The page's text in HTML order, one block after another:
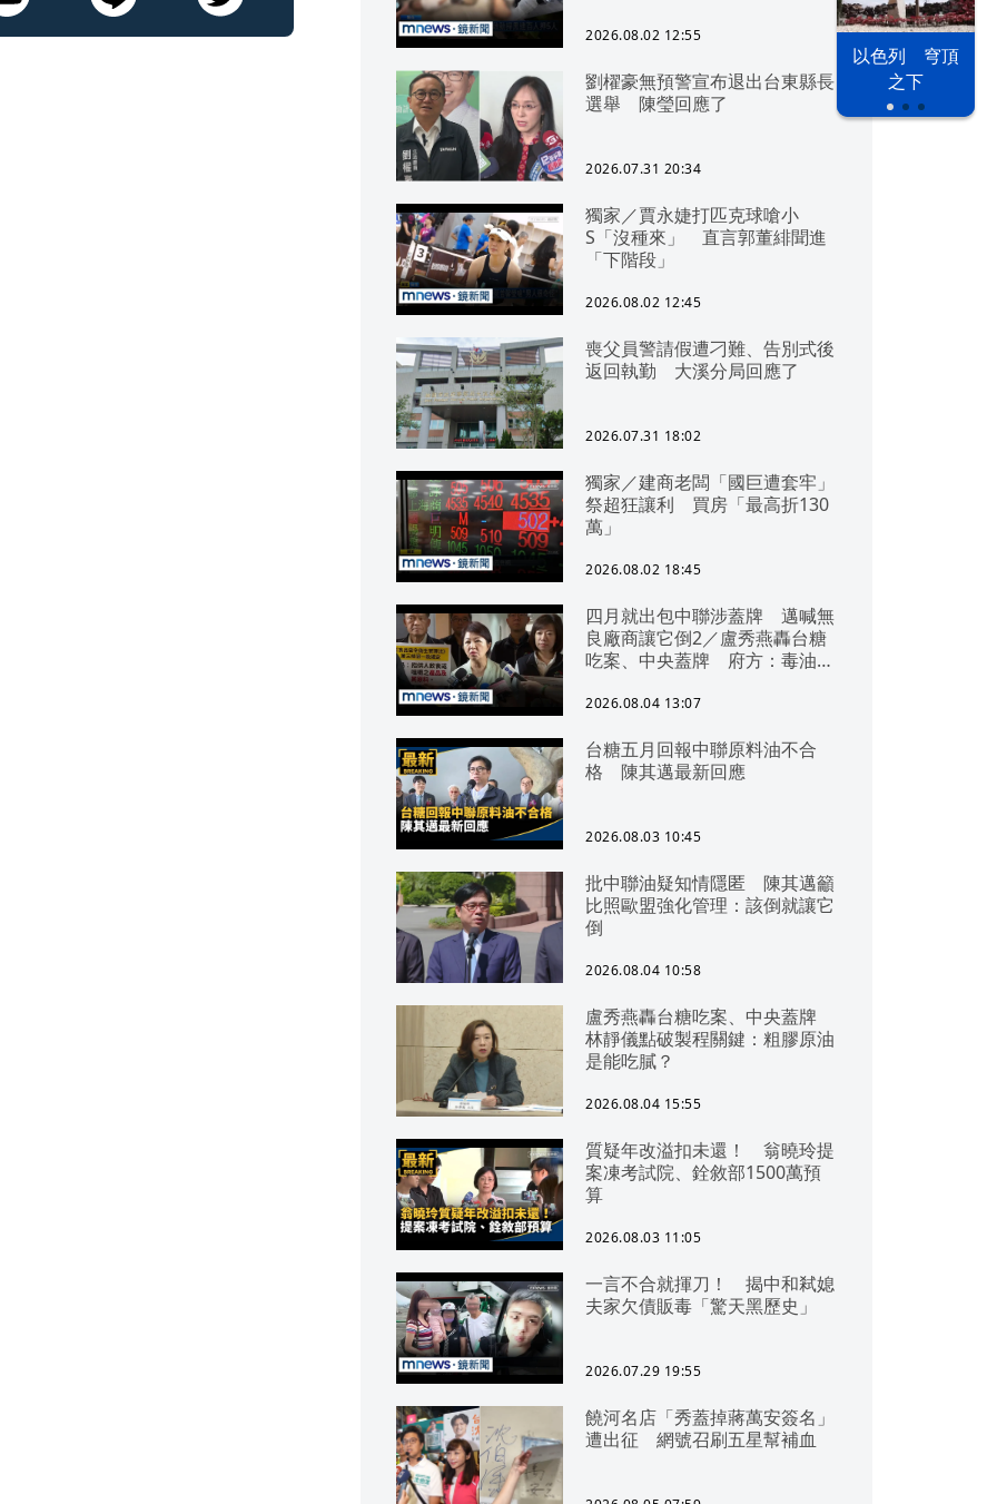
以色列 穹頂
之下
2026.08.02 12:55
劉櫂豪無預警宣布退出台東縣長
選舉 陳瑩回應了
2026.07.31 20:34
獨家／賈永婕打匹克球嗆小
S「沒種來」 直言郭董緋聞進
「下階段」
2026.08.02 12:45
喪父員警請假遭刁難、告別式後
返回執勤 大溪分局回應了
2026.07.31 18:02
獨家／建商老闆「國巨遭套牢」
祭超狂讓利 買房「最高折130
萬」
2026.08.02 18:45
四月就出包中聯涉蓋牌 邁喊無
良廠商讓它倒2／盧秀燕轟台糖
吃案、中央蓋牌 府方：毒油一
2026.08.04 13:07
台糖五月回報中聯原料油不合
格 陳其邁最新回應
2026.08.03 10:45
批中聯油疑知情隱匿 陳其邁籲
比照歐盟強化管理：該倒就讓它
倒
2026.08.04 10:58
盧秀燕轟台糖吃案、中央蓋牌
林靜儀點破製程關鍵：粗膠原油
是能吃膩？
2026.08.04 15:55
質疑年改溢扣未還！ 翁曉玲提
案凍考試院、銓敘部1500萬預
算
2026.08.03 11:05
一言不合就揮刀！ 揭中和弒媳
夫家欠債販毒「驚天黑歷史」
2026.07.29 19:55
饒河名店「秀蓋掉蔣萬安簽名」
遭出征 網號召刷五星幫補血